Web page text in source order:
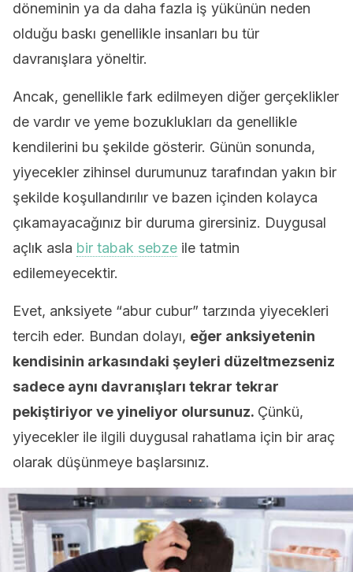
döneminin ya da daha fazla iş yükünün neden
olduğu baskı genellikle insanları bu tür
davranışlara yöneltir.
Ancak, genellikle fark edilmeyen diğer gerçeklikler
de vardır ve yeme bozuklukları da genellikle
kendilerini bu şekilde gösterir. Günün sonunda,
yiyecekler zihinsel durumunuz tarafından yakın bir
şekilde koşullandırılır ve bazen içinden kolayca
çıkamayacağınız bir duruma girersiniz. Duygusal
açlık asla bir tabak sebze ile tatmin
edilemeyecektir.
Evet, anksiyete “abur cubur” tarzında yiyecekleri
tercih eder. Bundan dolayı, eğer anksiyetenin
kendisinin arkasındaki şeyleri düzeltmezseniz
sadece aynı davranışları tekrar tekrar
pekiştiriyor ve yineliyor olursunuz. Çünkü,
yiyecekler ile ilgili duygusal rahatlama için bir araç
olarak düşünmeye başlarsınız.